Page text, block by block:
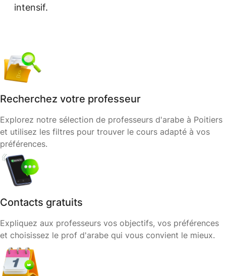
intensif.
Recherchez votre professeur
Explorez notre sélection de professeurs d'arabe à Poitiers
et utilisez les filtres pour trouver le cours adapté à vos
préférences.
Contacts gratuits
Expliquez aux professeurs vos objectifs, vos préférences
et choisissez le prof d'arabe qui vous convient le mieux.